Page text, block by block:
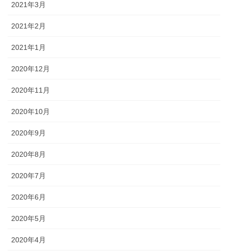
2021年3月
2021年2月
2021年1月
2020年12月
2020年11月
2020年10月
2020年9月
2020年8月
2020年7月
2020年6月
2020年5月
2020年4月